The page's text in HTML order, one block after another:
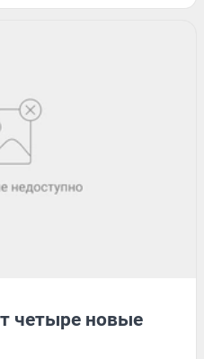
четыре новые